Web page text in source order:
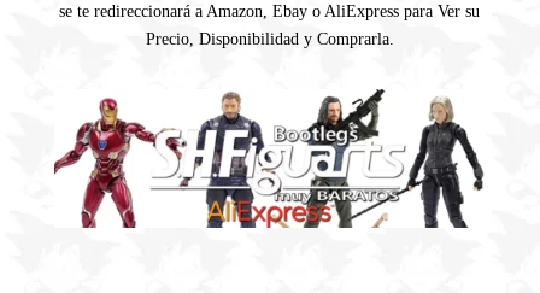
se te redireccionará a Amazon, Ebay o AliExpress para Ver su
Precio, Disponibilidad y Comprarla.